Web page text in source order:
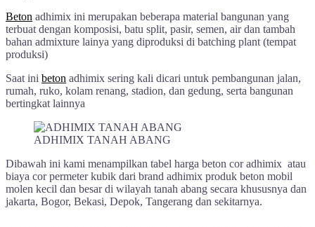
Beton adhimix ini merupakan beberapa material bangunan yang
terbuat dengan komposisi, batu split, pasir, semen, air dan tambah
bahan admixture lainya yang diproduksi di batching plant (tempat
produksi)
Saat ini beton adhimix sering kali dicari untuk pembangunan jalan,
rumah, ruko, kolam renang, stadion, dan gedung, serta bangunan
bertingkat lainnya
ADHIMIX TANAH ABANG
Dibawah ini kami menampilkan tabel harga beton cor adhimix atau
biaya cor permeter kubik dari brand adhimix produk beton mobil
molen kecil dan besar di wilayah tanah abang secara khususnya dan
jakarta, Bogor, Bekasi, Depok, Tangerang dan sekitarnya.